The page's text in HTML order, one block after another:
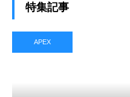
特集記事
APEX